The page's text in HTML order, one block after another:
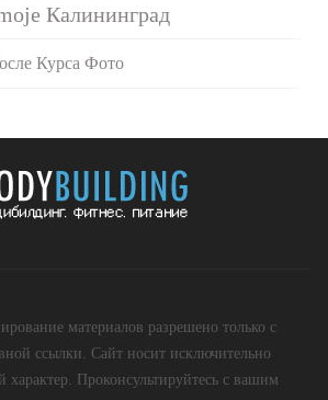
Калининград
Курса Фото
материалов разрешено только с
ссылки. Сайт носит исключительно
Проконсультируйтесь с вашим